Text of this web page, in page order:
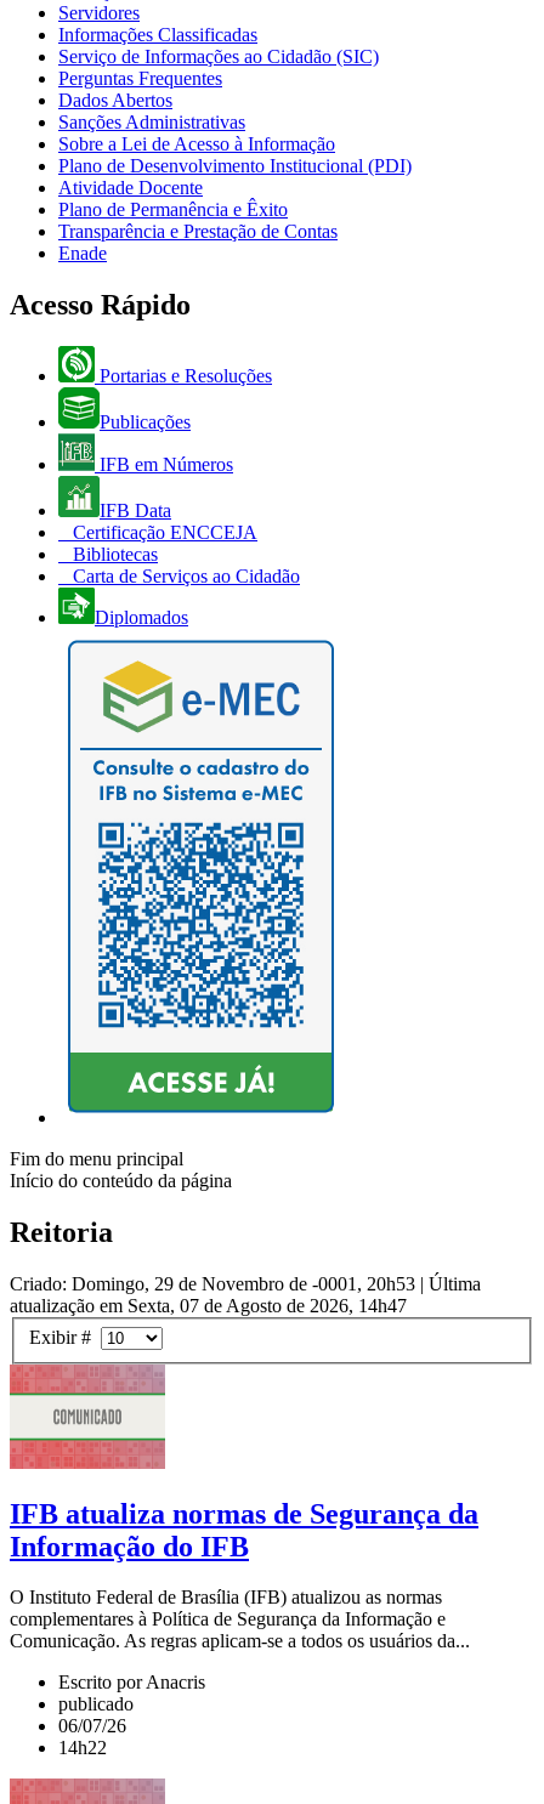
Servidores
Informações Classificadas
Serviço de Informações ao Cidadão (SIC)
Perguntas Frequentes
Dados Abertos
Sanções Administrativas
Sobre a Lei de Acesso à Informação
Plano de Desenvolvimento Institucional (PDI)
Atividade Docente
Plano de Permanência e Êxito
Transparência e Prestação de Contas
Enade
Acesso Rápido
Portarias e Resoluções
Publicações
IFB em Números
IFB Data
Certificação ENCCEJA
Bibliotecas
Carta de Serviços ao Cidadão
Diplomados
Fim do menu principal
Início do conteúdo da página
Reitoria
Criado: Domingo, 29 de Novembro de -0001, 20h53 | Última
atualização em Sexta, 07 de Agosto de 2026, 14h47
Exibir #
IFB atualiza normas de Segurança da
Informação do IFB
O Instituto Federal de Brasília (IFB) atualizou as normas
complementares à Política de Segurança da Informação e
Comunicação. As regras aplicam-se a todos os usuários da...
Escrito por Anacris
publicado
06/07/26
14h22